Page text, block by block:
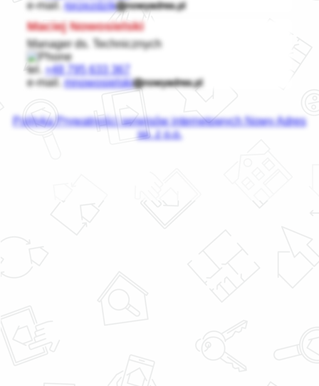
e-mail. rprzezdzik
Maciej Nowosielski
Manager ds. Technicznych
tel. +48 795 633 367
e-mail. mnowosielski
Polityka Prywatności serwisów internetowych Nowy Adres
sp. z o.o.